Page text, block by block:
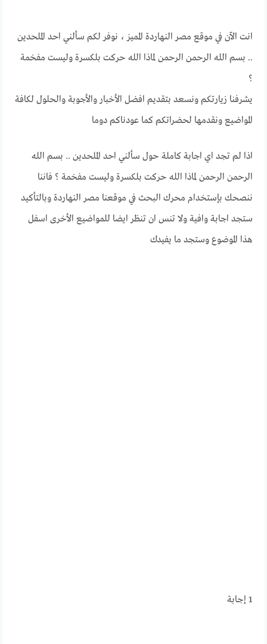
انت الآن في موقع مصر النهاردة المميز ، نوفر لكم سألني احد الملحدين
.. بسم الله الرحمن الرحمن لماذا الله حركت بلكسرة وليست مفخمة
؟
يشرفنا زيارتكم ونسعد بتقديم افضل الأخبار والأجوبة والحلول لكافة
المواضيع ونقدمها لحضراتكم كما عودناكم دوما
اذا لم تجد اي اجابة كاملة حول سألني احد الملحدين .. بسم الله
الرحمن الرحمن لماذا الله حركت بلكسرة وليست مفخمة ؟ فاننا
ننصحك بإستخدام محرك البحث في موقعنا مصر النهاردة وبالتأكيد
ستجد اجابة وافية ولا تنس ان تنظر ايضا للمواضيع الأخرى اسفل
هذا الموضوع وستجد ما يفيدك
1 إجابة